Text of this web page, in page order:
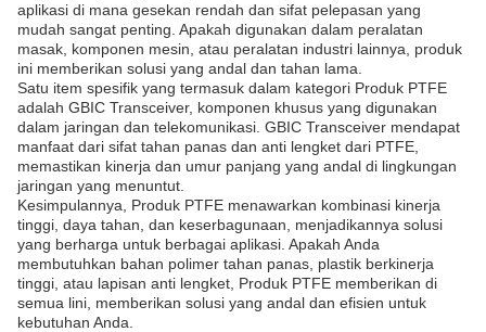
aplikasi di mana gesekan rendah dan sifat pelepasan yang
mudah sangat penting. Apakah digunakan dalam peralatan
masak, komponen mesin, atau peralatan industri lainnya, produk
ini memberikan solusi yang andal dan tahan lama.
Satu item spesifik yang termasuk dalam kategori Produk PTFE
adalah GBIC Transceiver, komponen khusus yang digunakan
dalam jaringan dan telekomunikasi. GBIC Transceiver mendapat
manfaat dari sifat tahan panas dan anti lengket dari PTFE,
memastikan kinerja dan umur panjang yang andal di lingkungan
jaringan yang menuntut.
Kesimpulannya, Produk PTFE menawarkan kombinasi kinerja
tinggi, daya tahan, dan keserbagunaan, menjadikannya solusi
yang berharga untuk berbagai aplikasi. Apakah Anda
membutuhkan bahan polimer tahan panas, plastik berkinerja
tinggi, atau lapisan anti lengket, Produk PTFE memberikan di
semua lini, memberikan solusi yang andal dan efisien untuk
kebutuhan Anda.